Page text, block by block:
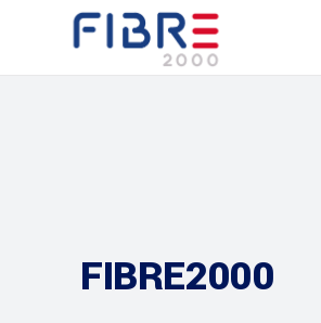
FIBRE2000